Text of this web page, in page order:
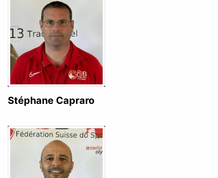
Stéphane Capraro